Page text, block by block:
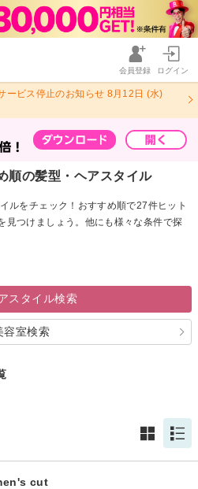
会員登録 ログイン
ービス停止のお知らせ 8月12日 (水)
順の髪型・ヘアスタイル
ルをチェック！おすすめ順で27件ヒット
見つけましょう。他にも様々な条件で探
スタイル検索
容室検索
cut